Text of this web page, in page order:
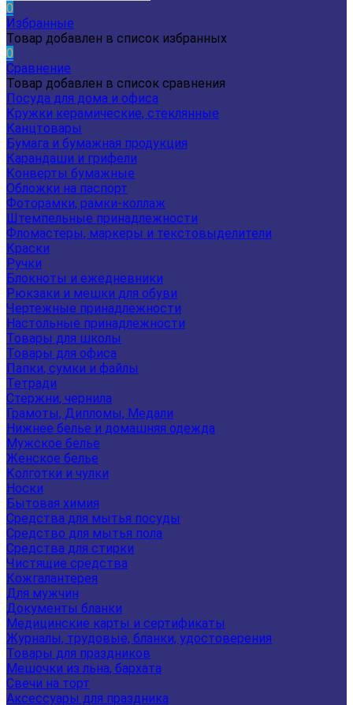
0
Избранные
Товар добавлен в список избранных
0
Сравнение
Товар добавлен в список сравнения
Посуда для дома и офиса
Кружки керамические, стеклянные
Канцтовары
Бумага и бумажная продукция
Карандаши и грифели
Конверты бумажные
Обложки на паспорт
Фоторамки, рамки-коллаж
Штемпельные принадлежности
Фломастеры, маркеры и текстовыделители
Краски
Ручки
Блокноты и ежедневники
Рюкзаки и мешки для обуви
Чертежные принадлежности
Настольные принадлежности
Товары для школы
Товары для офиса
Папки, сумки и файлы
Тетради
Стержни, чернила
Грамоты, Дипломы, Медали
Нижнее белье и домашняя одежда
Мужское белье
Женское белье
Колготки и чулки
Носки
Бытовая химия
Средства для мытья посуды
Средство для мытья пола
Средства для стирки
Чистящие средства
Кожгалантерея
Для мужчин
Документы бланки
Медицинские карты и сертификаты
Журналы, трудовые, бланки, удостоверения
Товары для праздников
Мешочки из льна, бархата
Свечи на торт
Аксессуары для праздника